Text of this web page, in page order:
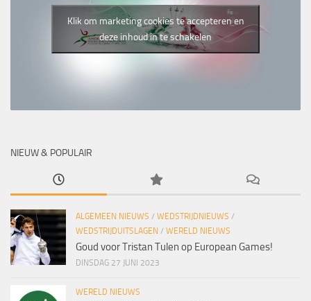
Klik om marketing cookies te accepteren en
deze inhoud in te schakelen
NIEUW & POPULAIR
ALGEMEEN NIEUWS / WEDSTRIJDNIEUWS /
WEDSTRIJDUITSLAGEN / WERELD NIEUWS
Goud voor Tristan Tulen op European Games!
DINSDAG 27 JUNI 2023
WERELD NIEUWS